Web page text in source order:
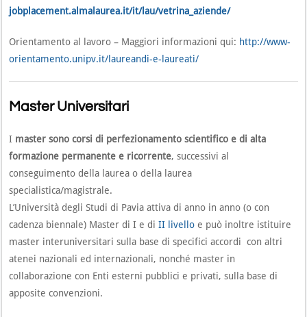
jobplacement.almalaurea.it/it/lau/vetrina_aziende/
Orientamento al lavoro – Maggiori informazioni qui: http://www-
orientamento.unipv.it/laureandi-e-laureati/
Master Universitari
I master sono corsi di perfezionamento scientifico e di alta
formazione permanente e ricorrente, successivi al
conseguimento della laurea o della laurea
specialistica/magistrale.
L’Università degli Studi di Pavia attiva di anno in anno (o con
cadenza biennale) Master di I e diII livello e può inoltre istituire
master interuniversitari sulla base di specifici accordi con altri
atenei nazionali ed internazionali, nonché master in
collaborazione con Enti esterni pubblici e privati, sulla base di
apposite convenzioni.